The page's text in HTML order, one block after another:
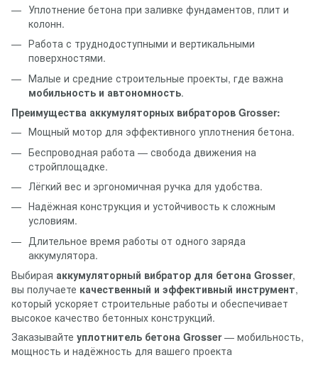
Уплотнение бетона при заливке фундаментов, плит и
колонн.
Работа с труднодоступными и вертикальными
поверхностями.
Малые и средние строительные проекты, где важна
мобильность и автономность.
Преимущества аккумуляторных вибраторов Grosser:
Мощный мотор для эффективного уплотнения бетона.
Беспроводная работа — свобода движения на
стройплощадке.
Лёгкий вес и эргономичная ручка для удобства.
Надёжная конструкция и устойчивость к сложным
условиям.
Длительное время работы от одного заряда
аккумулятора.
Выбирая аккумуляторный вибратор для бетона Grosser,
вы получаете качественный и эффективный инструмент,
который ускоряет строительные работы и обеспечивает
высокое качество бетонных конструкций.
Заказывайте уплотнитель бетона Grosser— мобильность,
мощность и надёжность для вашего проекта